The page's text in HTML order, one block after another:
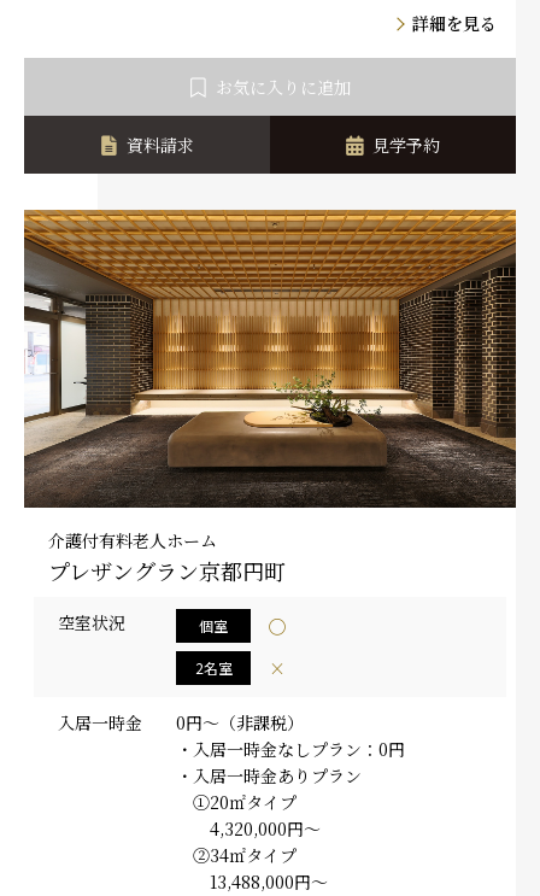
詳細を見る
お気に入りに追加
資料請求 見学予約
介護付有料老人ホーム
プレザングラン京都円町
空室状況 個室 ◯
2名室 ×
入居一時金
0円～（非課税）
・入居一時金なしプラン：0円
・入居一時金ありプラン
①20㎡タイプ
4,320,000円～
②34㎡タイプ
13,488,000円～